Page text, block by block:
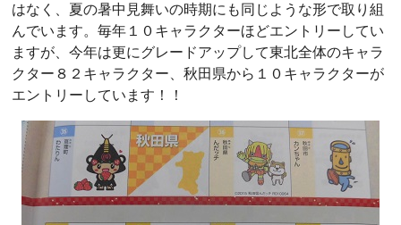
はなく、夏の暑中見舞いの時期にも同じような形で取り組
んでいます。毎年１０キャラクターほどエントリーしてい
ますが、今年は更にグレードアップして東北全体のキャラ
クター８２キャラクター、秋田県から１０キャラクターが
エントリーしています！！